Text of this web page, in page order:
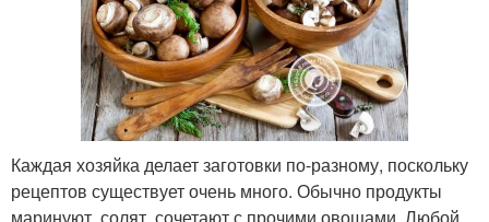
Каждая хозяйка делает заготовки по-разному, поскольку
рецептов существует очень много. Обычно продукты